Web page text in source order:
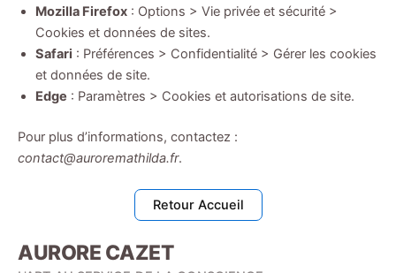
Mozilla Firefox : Options > Vie privée et sécurité >
Cookies et données de sites.
Safari : Préférences > Confidentialité > Gérer les cookies
et données de site.
Edge : Paramètres > Cookies et autorisations de site.
Pour plus d’informations, contactez :
contact@auroremathilda.fr.
Retour Accueil
AURORE CAZET